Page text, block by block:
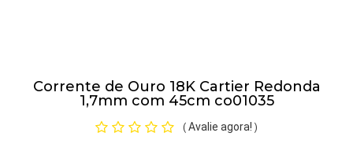
Corrente de Ouro 18K Cartier Redonda
1,7mm com 45cm co01035
( Avalie agora! )
Pedras Preciosas